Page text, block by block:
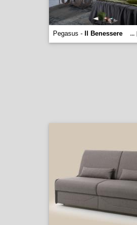
Pegasus - Il Benessere ...